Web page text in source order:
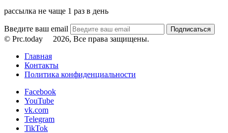
рассылка не чаще 1 раз в день
Введите ваш email
© Prc.today
2026, Все права защищены.
Главная
Контакты
Политика конфиденциальности
Facebook
YouTube
vk.com
Telegram
TikTok